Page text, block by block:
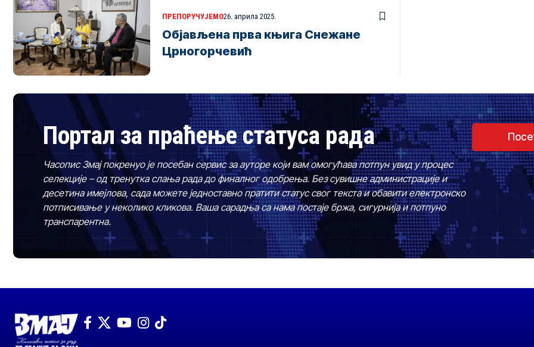
ПРЕПОРУЧУЈЕМО26. априла 2025.
Објављена прва књига Снежане
Црногорчевић
Портал за праћење статуса рада
Часопис Змај покренуо је посебан сервис за ауторе који вам омогућава потпун увид у процес
селекције – од тренутка слања рада до финалног одобрења. Без сувишне администрације и
десетина имејлова, сада можете једноставно пратити статус свог текста и обавити електронско
потписивање у неколико кликова. Ваша сарадња са нама постаје бржа, сигурнија и потпуно
транспарентна.